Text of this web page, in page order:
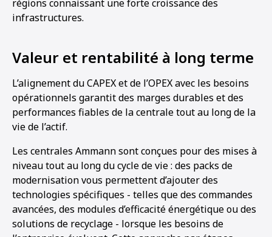
régions connaissant une forte croissance des
infrastructures.
Valeur et rentabilité à long terme
L’alignement du CAPEX et de l’OPEX avec les besoins
opérationnels garantit des marges durables et des
performances fiables de la centrale tout au long de la
vie de l’actif.
Les centrales Ammann sont conçues pour des mises à
niveau tout au long du cycle de vie : des packs de
modernisation vous permettent d’ajouter des
technologies spécifiques - telles que des commandes
avancées, des modules d’efficacité énergétique ou des
solutions de recyclage - lorsque les besoins de